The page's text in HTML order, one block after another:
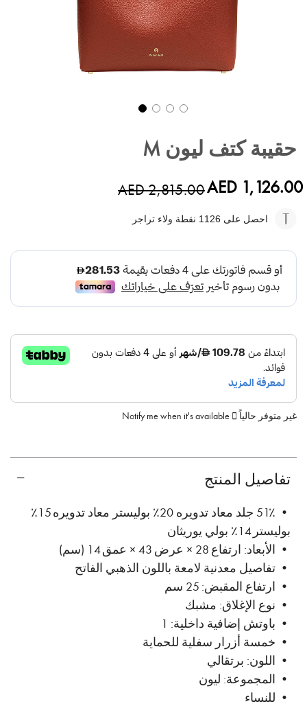
بداية
معرض
حقيبة كتف ليون M
AED 1,126.00
AED 2,815.00
احصل على 1126 نقطة ولاء تراجر
غير متوفر حالياً Notify me when it's available
تفاصيل المنتج
• 51٪ جلد معاد تدويره 20٪ بوليستر معاد تدويره 15٪
بوليستر 14٪ بولي يوريثان
• الأبعاد: ارتفاع 28 × عرض 43 × عمق 14 (سم)
• تفاصيل معدنية لامعة باللون الذهبي الفاتح
• ارتفاع المقبض: 25 سم
• نوع الإغلاق: مشبك
• باوتش إضافية داخلية: 1
• خمسة أزرار سفلية للحماية
• اللون: برتقالي
• المجموعة: ليون
• للنساء